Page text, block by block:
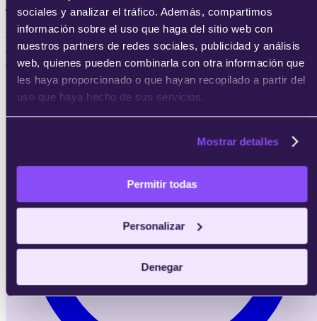
sociales y analizar el tráfico. Además, compartimos
información sobre el uso que haga del sitio web con
nuestros partners de redes sociales, publicidad y análisis
web, quienes pueden combinarla con otra información que
les haya proporcionado o que hayan recopilado a partir del
uso que haya hecho de sus servicios.
Mostrar detalles
Permitir todas
Personalizar
Denegar
Quiero diseñar, gestionar y auditar entornos de
seguridad protegiendo sistemas y redes frente a
ciberataques.